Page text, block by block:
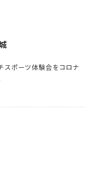
スポーツ体験会をコロナ